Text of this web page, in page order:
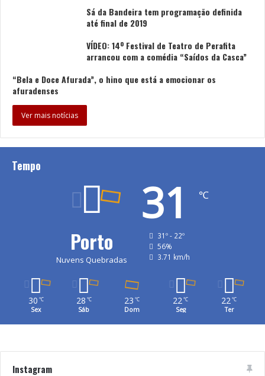
Sá da Bandeira tem programação definida
até final de 2019
VÍDEO: 14º Festival de Teatro de Perafita
arrancou com a comédia “Saídos da Casca”
“Bela e Doce Afurada”, o hino que está a emocionar os
afuradenses
Ver mais notícias
Tempo
Porto
Nuvens Quebradas
31 ℃
31º - 22º
56%
3.71 km/h
30 ℃
Sex
28 ℃
Sáb
23 ℃
Dom
22℃
Seg
22℃
Ter
Instagram